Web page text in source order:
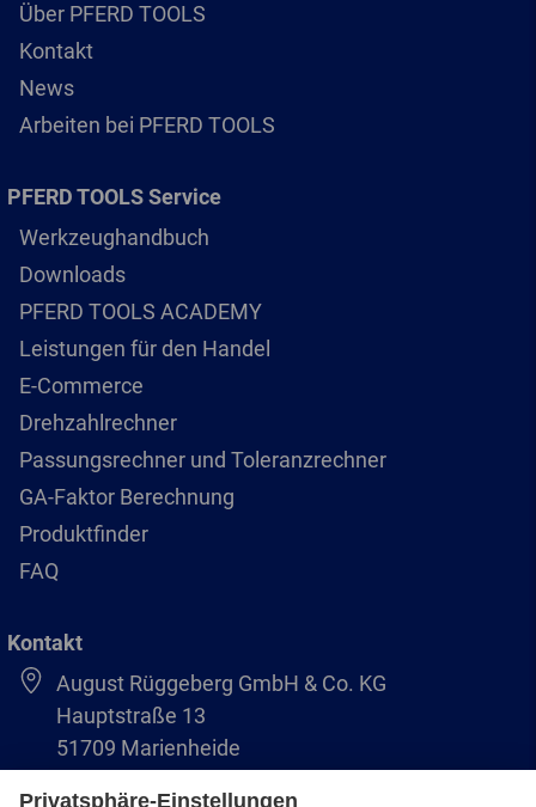
Über PFERD TOOLS
Kontakt
News
Arbeiten bei PFERD TOOLS
PFERD TOOLS Service
Werkzeughandbuch
Downloads
PFERD TOOLS ACADEMY
Leistungen für den Handel
E-Commerce
Drehzahlrechner
Passungsrechner und Toleranzrechner
GA-Faktor Berechnung
Produktfinder
FAQ
Kontakt
August Rüggeberg GmbH & Co. KG
Hauptstraße 13
51709 Marienheide
+49 2264 9-0